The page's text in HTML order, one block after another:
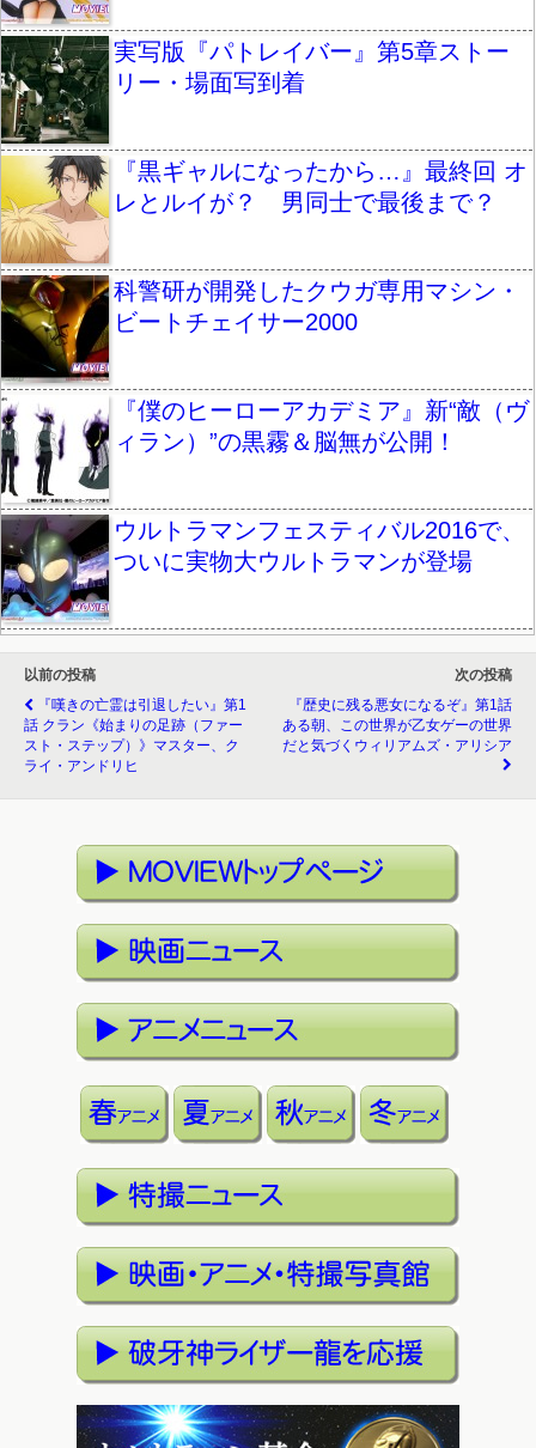
実写版『パトレイバー』第5章ストー
リー・場面写到着
『黒ギャルになったから…』最終回 オ
レとルイが？ 男同士で最後まで？
科警研が開発したクウガ専用マシン・
ビートチェイサー2000
『僕のヒーローアカデミア』新“敵（ヴ
ィラン）”の黒霧＆脳無が公開！
ウルトラマンフェスティバル2016で、
ついに実物大ウルトラマンが登場
以前の投稿
『嘆きの亡霊は引退したい』第1
話 クラン《始まりの足跡（ファー
スト・ステップ）》マスター、ク
ライ・アンドリヒ
次の投稿
『歴史に残る悪女になるぞ』第1話
ある朝、この世界が乙女ゲーの世界
だと気づくウィリアムズ・アリシア